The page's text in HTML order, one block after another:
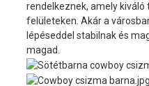
rendelkeznek, amely
felületeken. Akár a
lépéseddel stabilnak és
magad.